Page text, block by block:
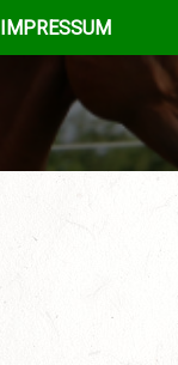
IMPRESSUM